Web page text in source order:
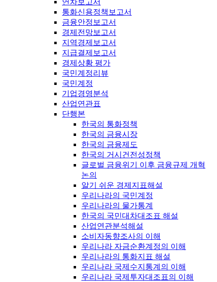
연차보고서
통화신용정책보고서
금융안정보고서
경제전망보고서
지역경제보고서
지급결제보고서
경제상황 평가
국민계정리뷰
국민계정
기업경영분석
산업연관표
단행본
한국의 통화정책
한국의 금융시장
한국의 금융제도
한국의 거시건전성정책
글로벌 금융위기 이후 금융규제 개혁
논의
알기 쉬운 경제지표해설
우리나라의 국민계정
우리나라의 물가통계
한국의 국민대차대조표 해설
산업연관분석해설
소비자동향조사의 이해
우리나라 자금순환계정의 이해
우리나라의 통화지표 해설
우리나라 국제수지통계의 이해
우리나라 국제투자대조표의 이해